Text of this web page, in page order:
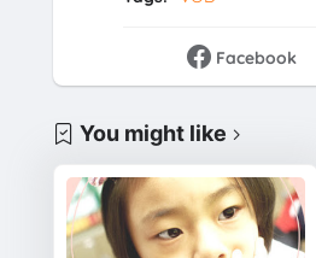
Facebook
You might like